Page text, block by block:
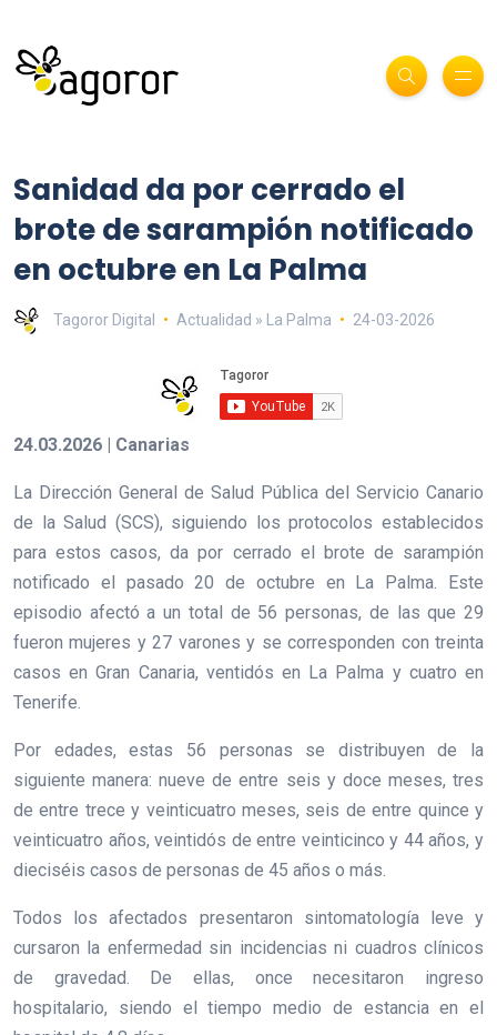
Sanidad da por cerrado el
brote de sarampión notificado
en octubre en La Palma
Tagoror Digital Actualidad » La Palma 24-03-2026
24.03.2026 | Canarias
La Dirección General de Salud Pública del Servicio Canario
de la Salud (SCS), siguiendo los protocolos establecidos
para estos casos, da por cerrado el brote de sarampión
notificado el pasado 20 de octubre en La Palma. Este
episodio afectó a un total de 56 personas, de las que 29
fueron mujeres y 27 varones y se corresponden con treinta
casos en Gran Canaria, ventidós en La Palma y cuatro en
Tenerife.
Por edades, estas 56 personas se distribuyen de la
siguiente manera: nueve de entre seis y doce meses, tres
de entre trece y veinticuatro meses, seis de entre quince y
veinticuatro años, veintidós de entre veinticinco y 44 años, y
dieciséis casos de personas de 45 años o más.
Todos los afectados presentaron sintomatología leve y
cursaron la enfermedad sin incidencias ni cuadros clínicos
de gravedad. De ellas, once necesitaron ingreso
hospitalario, siendo el tiempo medio de estancia en el